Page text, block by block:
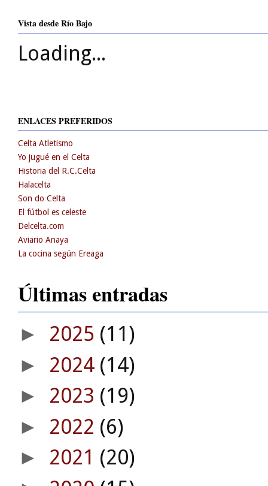
Vista desde Río Bajo
Loading...
ENLACES PREFERIDOS
Celta Atletismo
Yo jugué en el Celta
Historia del R.C.Celta
Halacelta
Son do Celta
El fútbol es celeste
Delcelta.com
Aviario Anaya
La cocina según Ereaga
Últimas entradas
► 2025 (11)
► 2024 (14)
► 2023 (19)
► 2022 (6)
► 2021 (20)